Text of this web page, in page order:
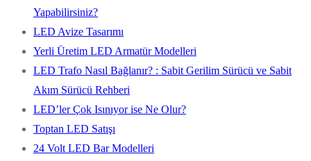
Yapabilirsiniz?
LED Avize Tasarımı
Yerli Üretim LED Armatür Modelleri
LED Trafo Nasıl Bağlanır? : Sabit Gerilim Sürücü ve Sabit
Akım Sürücü Rehberi
LED’ler Çok Isınıyor ise Ne Olur?
Toptan LED Satışı
24 Volt LED Bar Modelleri